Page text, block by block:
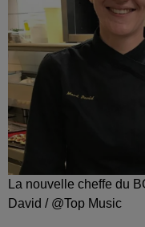
La nouvelle cheffe du
David / @Top Music